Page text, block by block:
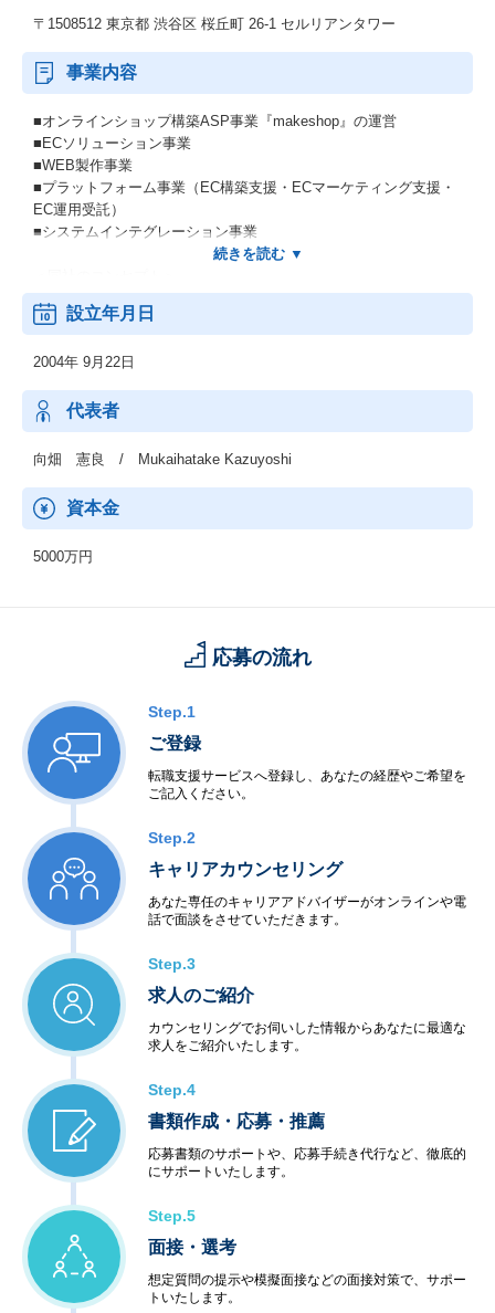
〒1508512 東京都 渋谷区 桜丘町 26-1 セルリアンタワー
事業内容
■オンラインショップ構築ASP事業『makeshop』の運営
■ECソリューション事業
■WEB製作事業
■プラットフォーム事業（EC構築支援・ECマーケティング支援・
EC運用受託）
■システムインテグレーション事業
☆オンラインカートショップ「makeshop」は最重要コンセプトで
ある「流通額 is Power」の考えに基づき、企画・制作・開発を行
ショップ運営で最も重要なのは"売上"です。売上（流通額）こそが
最大の"力"であり、その力はネットショップ運営を続ける楽しみや
喜びを与え、更なる発展の原動力になります。一店舗でも多く生
み出し、運営者の笑顔、さらにはその先にいる購入者の笑顔を増
やし続けたいと考えています。
＜大手企業～中小企業まで幅広く利用＞
『サントリー』
『毎日新聞社』
設立年月日
2004年 9月22日
代表者
向畑 憲良 / Mukaihatake Kazuyoshi
資本金
5000万円
応募の流れ
Step.1
ご登録
転職支援サービスへ登録し、あなたの経歴やご希望を
ご記入ください。
Step.2
キャリアカウンセリング
あなた専任のキャリアアドバイザーがオンラインや電
話で面談をさせていただきます。
Step.3
求人のご紹介
カウンセリングでお伺いした情報からあなたに最適な
求人をご紹介いたします。
Step.4
書類作成・応募・推薦
応募書類のサポートや、応募手続き代行など、徹底的
にサポートいたします。
Step.5
面接・選考
想定質問の提示や模擬面接などの面接対策で、サポー
トいたします。